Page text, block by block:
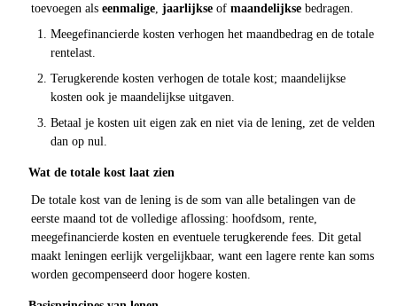
toevoegen als eenmalige jaarlijkse of maandelijkse bedragen.
Meegefinancierde kosten verhogen het maandbedrag en de totale
rentelast.
Terugkerende kosten verhogen de totale kost; maandelijkse
kosten ook je maandelijkse uitgaven.
Betaal je kosten uit eigen zak en niet via de lening, zet de velden
dan op nul.
Wat de totale kost laat zien
De totale kost van de lening is de som van alle betalingen van de
eerste maand tot de volledige aflossing: hoofdsom, rente,
meegefinancierde kosten en eventuele terugkerende fees. Dit getal
maakt leningen eerlijk vergelijkbaar, want een lagere rente kan soms
worden gecompenseerd door hogere kosten.